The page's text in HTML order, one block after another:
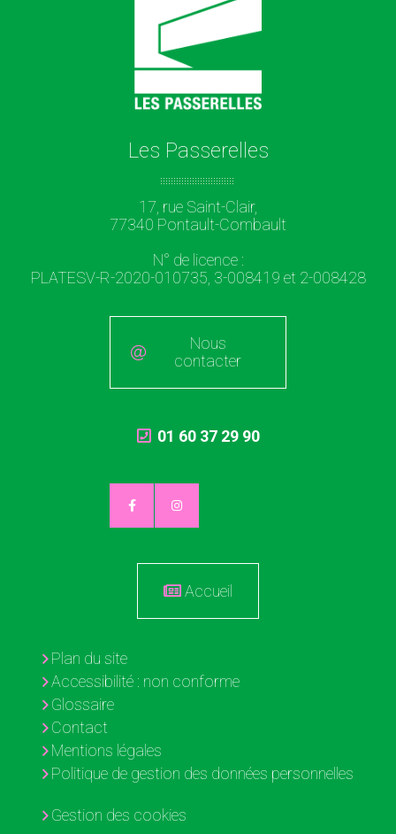
Les Passerelles
17, rue Saint-Clair,
77340 Pontault-Combault
N° de licence :
PLATESV-R-2020-010735, 3-008419 et 2-008428
Nous
contacter
01 60 37 29 90
Accueil
Plan du site
Accessibilité : non conforme
Glossaire
Contact
Mentions légales
Politique de gestion des données personnelles
Gestion des cookies